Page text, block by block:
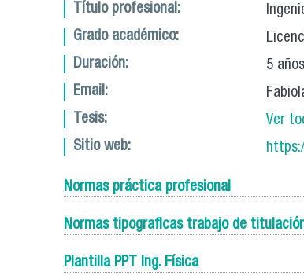
Título profesional:
Grado académico:
Duración:
5
Email:
Tesis:
Ver
Sitio web:
Normas práctica profesional
Normas tipograficas trabajo de
Plantilla PPT Ing. Física